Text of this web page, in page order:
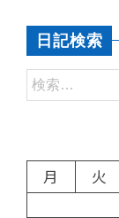
日記検索
月
火